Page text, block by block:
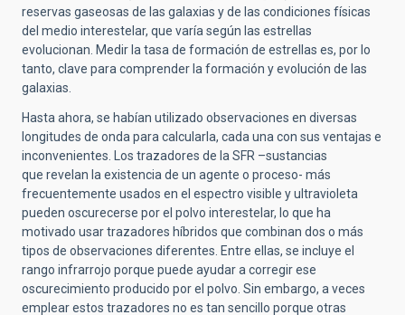
reservas gaseosas de las galaxias y de las condiciones físicas
del medio interestelar, que varía según las estrellas
evolucionan. Medir la tasa de formación de estrellas es, por lo
tanto, clave para comprender la formación y evolución de las
galaxias.
Hasta ahora, se habían utilizado observaciones en diversas
longitudes de onda para calcularla, cada una con sus ventajas e
inconvenientes. Los trazadores de la SFR –sustancias
que revelan la existencia de un agente o proceso- más
frecuentemente usados en el espectro visible y ultravioleta
pueden oscurecerse por el polvo interestelar, lo que ha
motivado usar trazadores híbridos que combinan dos o más
tipos de observaciones diferentes. Entre ellas, se incluye el
rango infrarrojo porque puede ayudar a corregir ese
oscurecimiento producido por el polvo. Sin embargo, a veces
emplear estos trazadores no es tan sencillo porque otras